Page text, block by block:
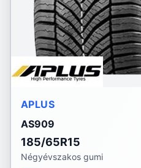
APLUS
AS909
185/65R15
Négyévszakos gumi